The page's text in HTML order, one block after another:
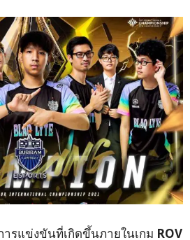
รแข่งขันที่เกิดขึ้นภายในเกม ROV